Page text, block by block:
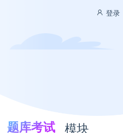
登录
题库考试 模块